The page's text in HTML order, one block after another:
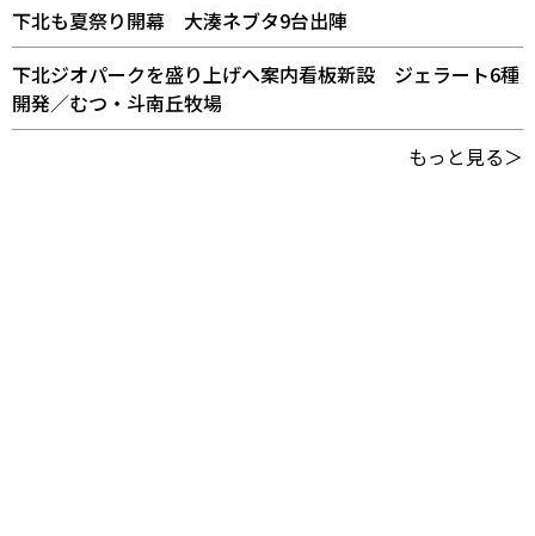
下北も夏祭り開幕 大湊ネブタ9台出陣
下北ジオパークを盛り上げへ案内看板新設 ジェラート6種
開発／むつ・斗南丘牧場
もっと見る＞